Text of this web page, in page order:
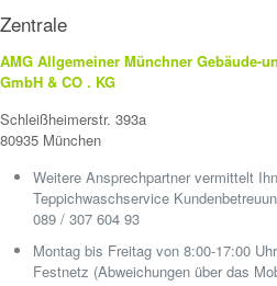
Zentrale
AMG Allgemeiner Münchner Gebäude-
GmbH & CO . KG
Schleißheimerstr. 393a
80935 München
Weitere Ansprechpartner vermittelt
Teppichwaschservice
089 / 307 604 93
Montag bis Freitag von 8:00-17:00
Festnetz (Abweichungen über das